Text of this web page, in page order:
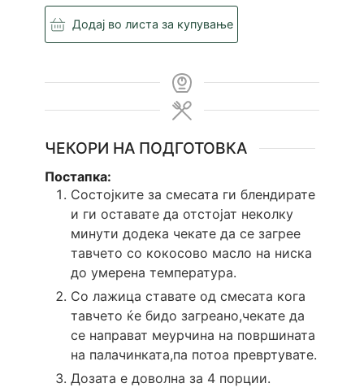
Додај во листа за купување
ЧЕКОРИ НА ПОДГОТОВКА
Постапка:
Состојките за смесата ги блендирате
и ги оставате да отстојат неколку
минути додека чекате да се загрее
тавчето со кокосово масло на ниска
до умерена температура.
Со лажица ставате од смесата кога
тавчето ќе бидо загреано,чекате да
се направат меурчина на површината
на палачинката,па потоа превртувате.
Дозата е довoлна за 4 порции.